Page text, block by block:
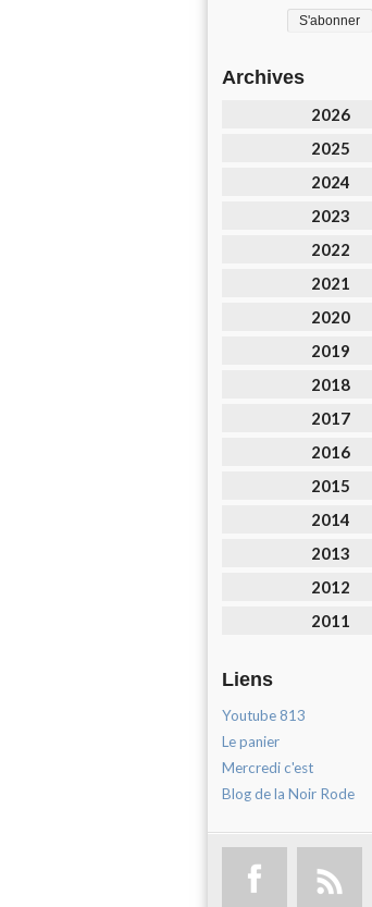
Archives
2026
2025
2024
2023
2022
2021
2020
2019
2018
2017
2016
2015
2014
2013
2012
2011
Liens
Youtube 813
Le panier
Mercredi c'est
Blog de la Noir Rode